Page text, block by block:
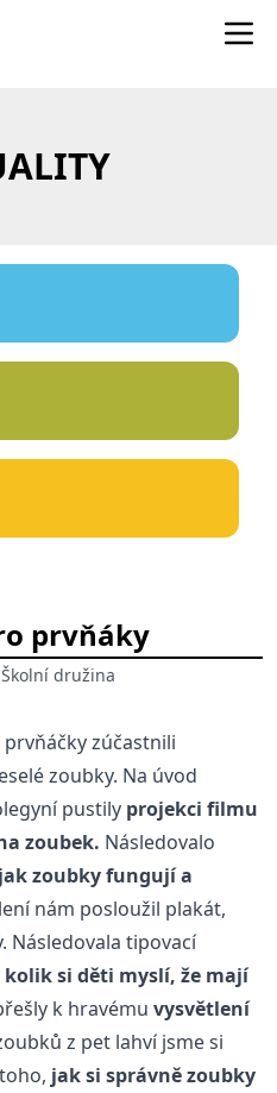
prvňáky
Školní družina
zúčastnili
zoubky. Na úvod
pustily projekci filmu
zoubek. Následovalo
jak zoubky fungují a
nám posloužil plakát,
Následovala tipovací
kolik si děti myslí, že mají
k hravému vysvětlení
z pet lahví jsme si
jak si správně zoubky